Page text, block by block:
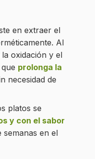
en extraer el
Al
oxidación y el
prolonga la
necesidad de
platos se
y con el sabor
semanas en el